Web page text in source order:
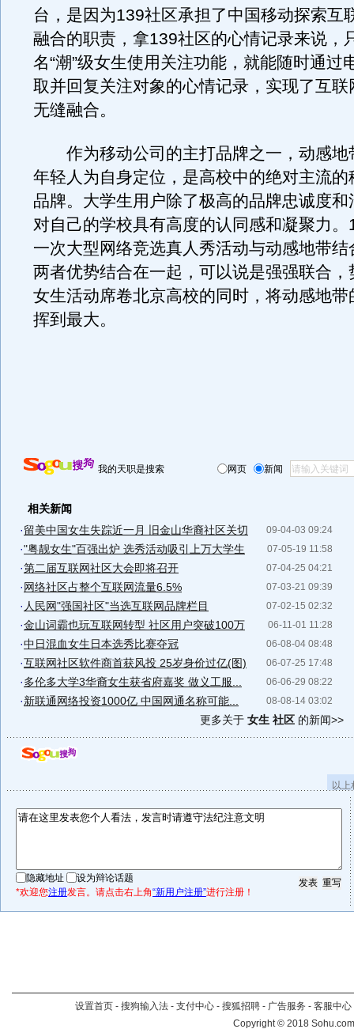
台，是因为139社区承担了中国移动探索互
融合的职责，拿139社区的心情记录来说，
名“潮”级女生使用关注功能，就能随时通过
取并回复关注对象的心情记录，实现了互联
无缝融合。
作为移动公司的主打品牌之一，动感地
年轻人为自身定位，是高校中的绝对主流的
品牌。大学生用户除了极高的品牌忠诚度和
对自己的学校具有高度的认同感和凝聚力
一次大型网络竞选真人秀活动与动感地带结
两者优势结合在一起，可以说是强强联合，
女生活动席卷北京高校的同时，将动感地带
挥到最大。
我的天职是搜索 网页 新闻
相关新闻
09-04-03 09:24
·留美中国女生失踪近一月 旧金山华裔社区关切
07-05-19 11:58
·"粤靓女生"百强出炉 选秀活动吸引上万大学生
07-04-25 04:21
·第二届互联网社区大会即将召开
07-03-21 09:39
·网络社区占整个互联网流量6.5%
07-02-15 02:32
· 人民网"强国社区"当选互联网品牌栏目
06-11-01 11:28
·金山词霸也玩互联网转型 社区用户突破100万
06-08-04 08:48
·中日混血女生日本选秀比赛夺冠
06-07-25 17:48
·互联网社区软件商首获风投 25岁身价过亿(图)
06-06-29 08:22
·多伦多大学3华裔女生获省府嘉奖 做义工服...
08-08-14 03:02
·新联通网络投资1000亿 中国网通名称可能...
更多关于 女生 社区 的新闻>>
以
隐藏地址
设为辩论话题
*欢迎您注册发言。请点击右上角“新用户注册”进行注册！
设置首页 - 搜狗输入法 - 支付中心 - 搜狐招聘 - 广告服务 - 客服中心
Copyright©2018